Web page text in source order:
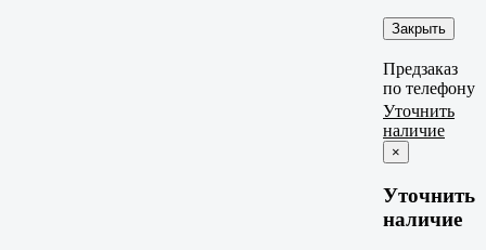
Закрыть
Предзаказ
по телефону
Уточнить
наличие
×
Уточнить
наличие